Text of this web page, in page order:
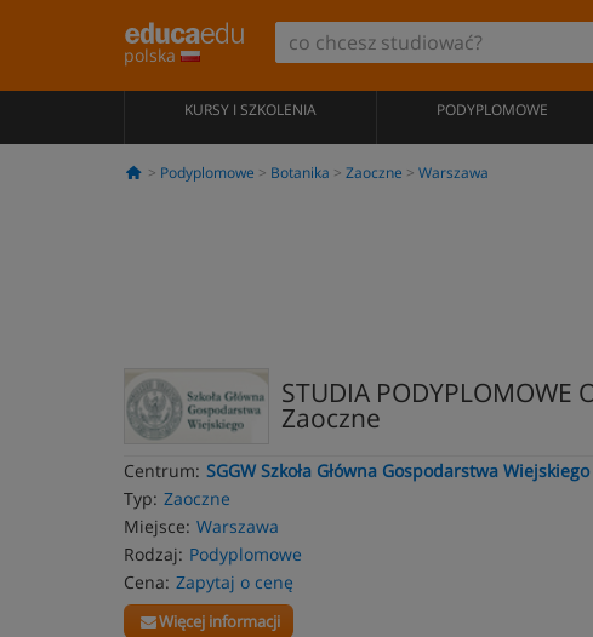
polska
KURSY I SZKOLENIA PODYPLOMOWE
Podyplomowe Botanika Zaoczne Warszawa
STUDIA PODYPLOMOWE
Zaoczne
Centrum: SGGW Szkoła Główna Gospodarstwa Wiejskiego
Typ: Zaoczne
Miejsce: Warszawa
Rodzaj: Podyplomowe
Cena: Zapytaj o cenę
Więcej informacji